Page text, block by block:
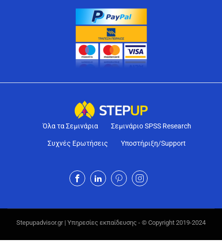
Όλα τα Σεμινάρια Σεμινάριο SPSS Research
Συχνές Ερωτήσεις Υποστήριξη/Support
Stepupadvisor.gr | Υπηρεσίες εκπαίδευσης - © Copyright 2019-2024